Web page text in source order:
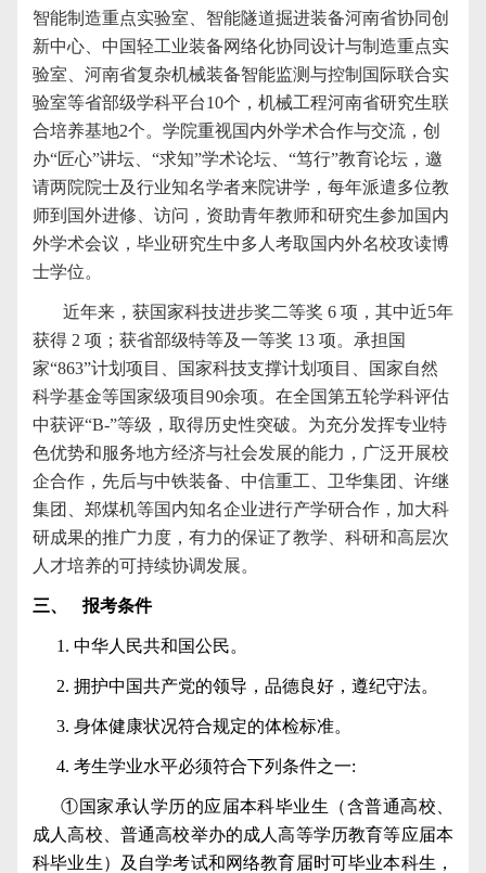
智能制造重点实验室、智能隧道掘进装备河南省协同创
新中心、中国轻工业装备网络化协同设计与制造重点实
验室、河南省复杂机械装备智能监测与控制国际联合实
验室等省部级学科平台10个，机械工程河南省研究生联
合培养基地2个。学院重视国内外学术合作与交流，创
办“匠心”讲坛、“求知”学术论坛、“笃行”教育论坛，邀
请两院院士及行业知名学者来院讲学，每年派遣多位教
师到国外进修、访问，资助青年教师和研究生参加国内
外学术会议，毕业研究生中多人考取国内外名校攻读博
士学位。
近年来，获国家科技进步奖二等奖 6 项，其中近5年
获得 2 项；获省部级特等及一等奖 13 项。承担国
家“863”计划项目、国家科技支撑计划项目、国家自然
科学基金等国家级项目 90余项。在全国第五轮学科评估
中获评“B-”等级，取得历史性突破。为充分发挥专业特
色优势和服务地方经济与社会发展的能力，广泛开展校
企合作，先后与中铁装备、中信重工、卫华集团、许继
集团、郑煤机等国内知名企业进行产学研合作，加大科
研成果的推广力度，有力的保证了教学、科研和高层次
人才培养的可持续协调发展。
三、 报考条件
1. 中华人民共和国公民。
2. 拥护中国共产党的领导，品德良好，遵纪守法。
3. 身体健康状况符合规定的体检标准。
4. 考生学业水平必须符合下列条件之一:
①国家承认学历的应届本科毕业生（含普通高校、
成人高校、普通高校举办的成人高等学历教育等应届本
科毕业生）及自学考试和网络教育届时可毕业本科生，